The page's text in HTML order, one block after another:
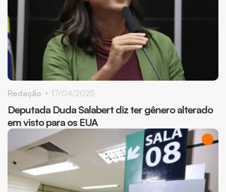
Deputada Duda Salabert diz ter gênero alterado
em visto para os EUA
Redação 17/04/2025